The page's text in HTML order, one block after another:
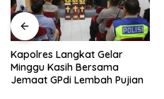
Kapolres Langkat Gelar
Minggu Kasih Bersama
Jemaat GPdi Lembah Pujian